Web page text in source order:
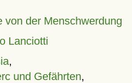
von der Menschwerdung
Lanciotti
,
und Gefährten,